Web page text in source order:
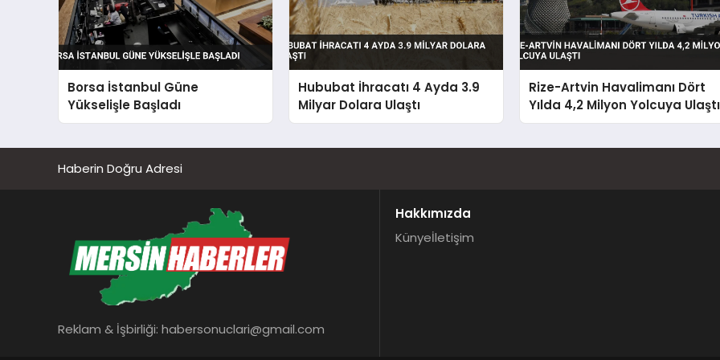
Borsa İstanbul Güne
Yükselişle Başladı
Hububat İhracatı 4 Ayda 3.9
Milyar Dolara Ulaştı
Rize-Artvin Havalimanı Dört
Yılda 4,2 Milyon Yolcuya Ulaştı
Haberin Doğru Adresi
Reklam & İşbirliği: habersonuclari@gmail.com
Hakkımızda
Künyeİletişim